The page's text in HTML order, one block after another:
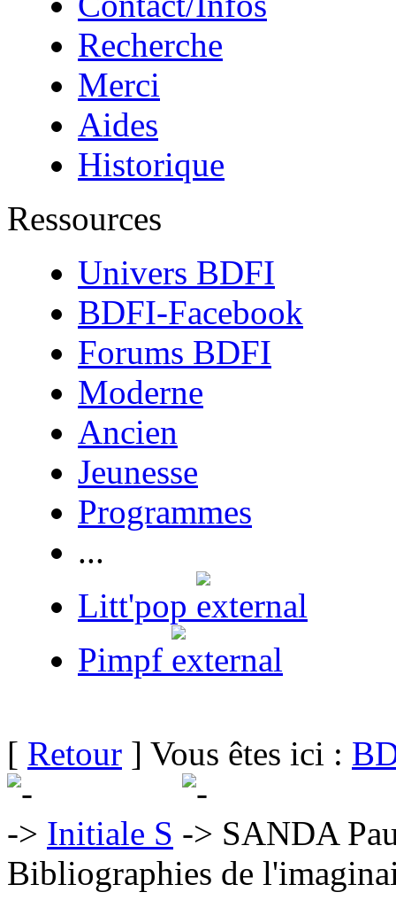
Recherche
Merci
Aides
Historique
Ressources
Univers BDFI
BDFI-Facebook
Forums BDFI
Moderne
Ancien
Jeunesse
Programmes
...
Litt'pop
Pimpf
[ Retour ] Vous êtes ici :
Initiale S
SANDA
Bibliographies de